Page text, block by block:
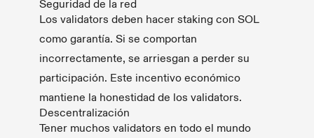
Seguridad de la red
Los validators deben hacer staking con SOL
como garantía. Si se comportan
incorrectamente, se arriesgan a perder su
participación. Este incentivo económico
mantiene la honestidad de los validators.
Descentralización
Tener muchos validators en todo el mundo